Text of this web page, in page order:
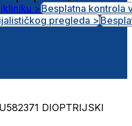
>Besplatna kontrola
pregleda >
DIOPTRIJSKI